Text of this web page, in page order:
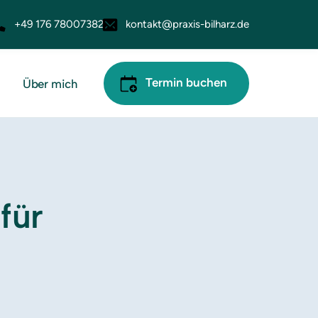
+49 176 78007382 kontakt@praxis-bilharz.de
Über mich Termin buchen